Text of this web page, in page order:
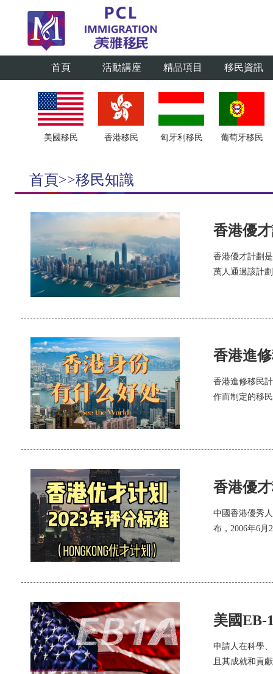
首頁 活動講座 精品項目 移民資訊
美國移民 香港移民 匈牙利移民 葡萄牙移民
首頁>>移民知識
香港優
香港優才計劃
萬人通過該計
香港進
香港進修移民
作而制定的移
香港優
中國香港優秀
布，2006年6
美國EB-
申請人在科學
且其成就和貢